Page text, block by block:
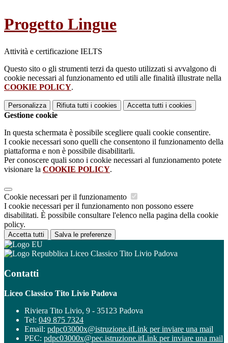
Progetto Lingue
Attività e certificazione IELTS
Questo sito o gli strumenti terzi da questo utilizzati si avvalgono di
cookie necessari al funzionamento ed utili alle finalità illustrate nella
COOKIE POLICY.
Personalizza Rifiuta tutti i cookies Accetta tutti i cookies
Gestione cookie
In questa schermata è possibile scegliere quali cookie consentire.
I cookie necessari sono quelli che consentono il funzionamento della
piattaforma e non è possibile disabilitarli.
Per conoscere quali sono i cookie necessari al funzionamento potete
visionare la COOKIE POLICY.
Cookie necessari per il funzionamento
I cookie necessari per il funzionamento non possono essere
disabilitati. È possibile consultare l'elenco nella pagina della cookie
policy.
Accetta tutti Salva le preferenze
Liceo Classico Tito Livio Padova
Contatti
Liceo Classico Tito Livio Padova
Riviera Tito Livio, 9 - 35123 Padova
Tel: 049 875 7324
Email: pdpc03000x@istruzione.itLink per inviare una mail
PEC: pdpc03000x@pec.istruzione.itLink per inviare una mail